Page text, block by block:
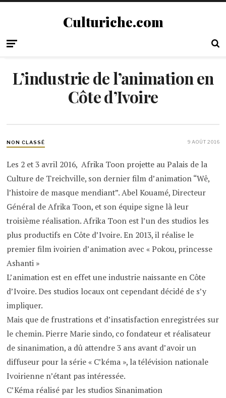
Culturiche.com
L’industrie de l’animation en
Côte d’Ivoire
NON CLASSÉ 9 AOÛT 2016
Les 2 et 3 avril 2016, Afrika Toon projette au Palais de la
Culture de Treichville, son dernier film d’animation “Wê,
l’histoire de masque mendiant”. Abel Kouamé, Directeur
Général de Afrika Toon, et son équipe signe là leur
troisième réalisation. Afrika Toon est l’un des studios les
plus productifs en Côte d’Ivoire. En 2013, il réalise le
premier film ivoirien d’animation avec « Pokou, princesse
Ashanti »
L’animation est en effet une industrie naissante en Côte
d’Ivoire. Des studios locaux ont cependant décidé de s’y
impliquer.
Mais que de frustrations et d’insatisfaction enregistrées sur
le chemin. Pierre Marie sindo, co fondateur et réalisateur
de sinanimation, a dû attendre 3 ans avant d’avoir un
diffuseur pour la série « C’kéma », la télévision nationale
Ivoirienne n’étant pas intéressée.
C’Kéma réalisé par les studios Sinanimation